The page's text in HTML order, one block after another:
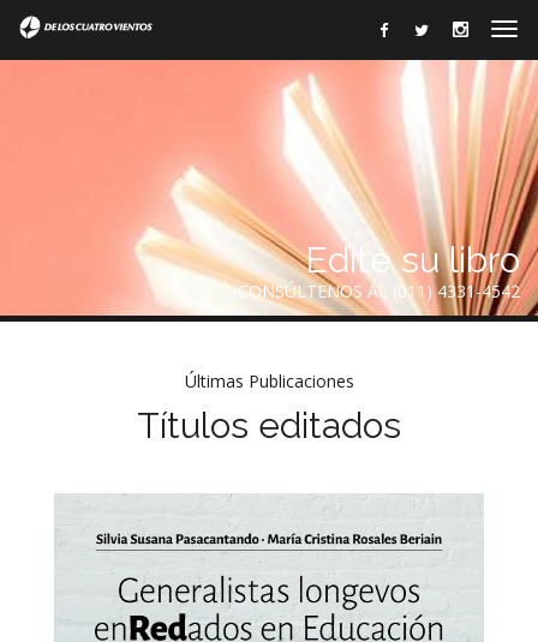
Edite su libro
CONSÚLTENOS AL (011) 4331-4542
Últimas Publicaciones
Títulos editados